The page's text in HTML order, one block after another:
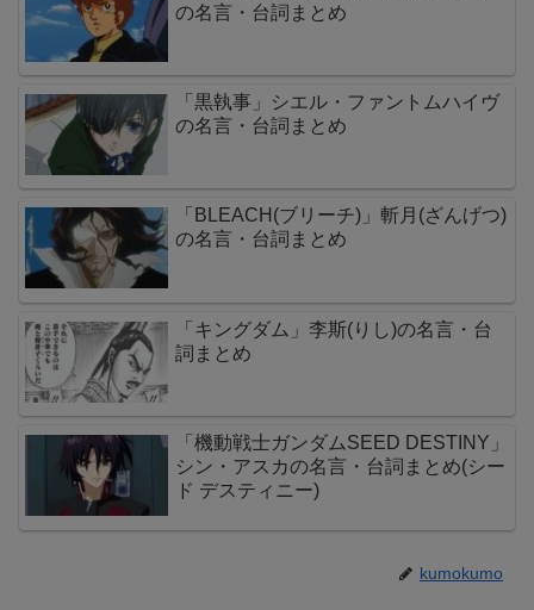
の名言・台詞まとめ
「黒執事」シエル・ファントムハイヴ
の名言・台詞まとめ
「BLEACH(ブリーチ)」斬月(ざんげつ)
の名言・台詞まとめ
「キングダム」李斯(りし)の名言・台
詞まとめ
「機動戦士ガンダムSEED DESTINY」
シン・アスカの名言・台詞まとめ(シー
ド デスティニー)
kumokumo